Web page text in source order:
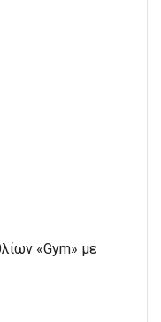
«Gym» με